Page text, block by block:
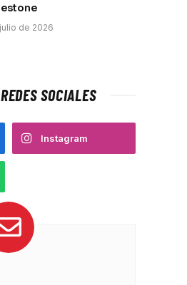
de 2026
SOCIALES
Instagram